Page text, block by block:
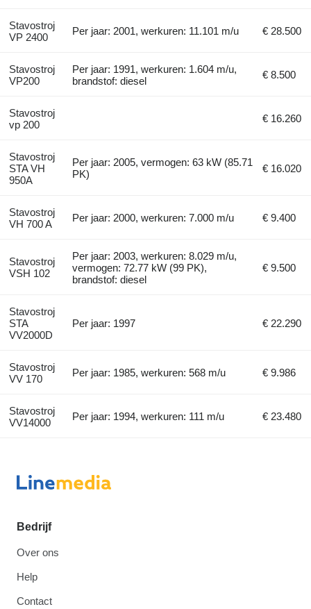
Stavostroj
VP 2400
Per jaar: 2001, werkuren: 11.101 m/u € 28.500
Stavostroj
VP200
Per jaar: 1991, werkuren: 1.604 m/u,
brandstof: diesel
€ 8.500
Stavostroj
vp 200
€ 16.260
Stavostroj
STA VH
950A
Per jaar: 2005, vermogen: 63 kW (85.71
PK)
€ 16.020
Stavostroj
VH 700 A
Per jaar: 2000, werkuren: 7.000 m/u € 9.400
Stavostroj
VSH 102
Per jaar: 2003, werkuren: 8.029 m/u,
vermogen: 72.77 kW (99 PK),
brandstof: diesel
€ 9.500
Stavostroj
STA
VV2000D
Per jaar: 1997 € 22.290
Stavostroj
VV 170
Per jaar: 1985, werkuren: 568 m/u € 9.986
Stavostroj
VV14000
Per jaar: 1994, werkuren: 111 m/u € 23.480
Bedrijf
Over ons
Help
Contact